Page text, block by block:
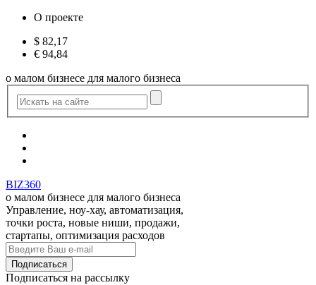
О проекте
$ 82,17
€ 94,84
о малом бизнесе для малого бизнеса
BIZ360
о малом бизнесе для малого бизнеса
Управление, ноу-хау, автоматизация,
точки роста, новые ниши, продажи,
стартапы, оптимизация расходов
Подписаться на рассылку